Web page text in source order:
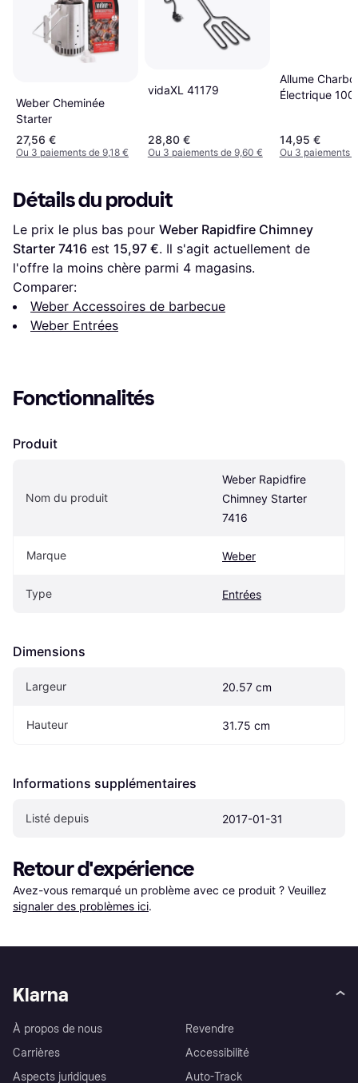
Weber Cheminée
Starter
27,56 €
Ou 3 paiements de 9,18 €
vidaXL 41179
28,80 €
Ou 3 paiements de 9,60 €
Allume
Électrique
14,95 €
Ou 3 paiements
Détails du produit
Le prix le plus bas pour Weber Rapidfire Chimney
Starter 7416 est 15,97 €. Il s'agit actuellement de
l'offre la moins chère parmi 4 magasins.
Comparer:
Weber Accessoires de barbecue
Weber Entrées
Fonctionnalités
Produit
Nom du produit
Weber Rapidfire
Chimney Starter
7416
Marque Weber
Type Entrées
Dimensions
Largeur 20.57 cm
Hauteur 31.75 cm
Informations supplémentaires
Listé depuis 2017-01-31
Retour d'expérience
Avez-vous remarqué un problème avec ce produit ? Veuillez
signaler des problèmes ici.
Klarna
À propos de nous
Carrières
Aspects juridiques
Revendre
Accessibilité
Auto-Track